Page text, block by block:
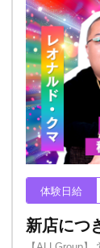
体験日給